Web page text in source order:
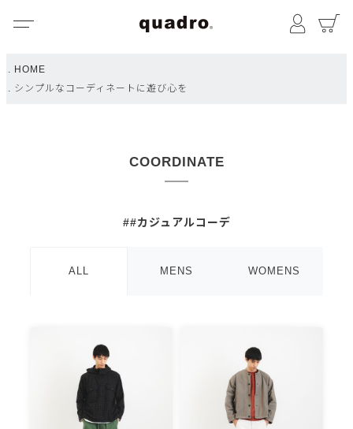
マイペ
HOME
シンプルなコーディネートに遊び心を
COORDINATE
##カジュアルコーデ
ALL MENS WOMENS